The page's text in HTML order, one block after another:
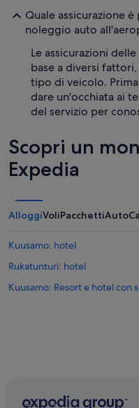
Quale assicurazione
noleggio auto
Le assicurazioni
base a diversi
tipo di veicolo.
dare un'occhiata ai
del servizio per
Scopri un
Expedia
AlloggiVoliPacchettiAuto
Kuusamo: hotel
Rukatunturi: hotel
Kuusamo: Resort e hotel con